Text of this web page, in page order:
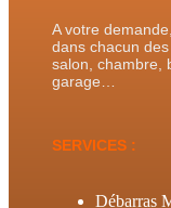
A votre
dans chacun
salon, chambre,
garage…
SERVICES :
Débarras